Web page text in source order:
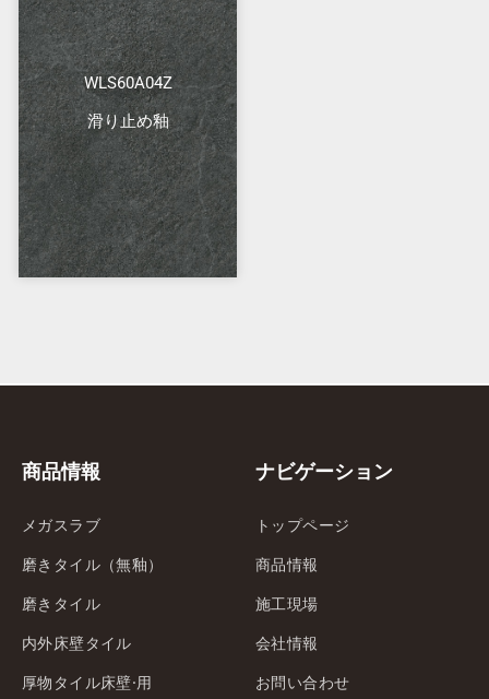
WLS60A04Z
滑り止め釉
商品情報
メガスラブ
磨きタイル（無釉）
磨きタイル
内外床壁タイル
厚物タイル床壁·用
ナビゲーション
トップページ
商品情報
施工現場
会社情報
お問い合わせ